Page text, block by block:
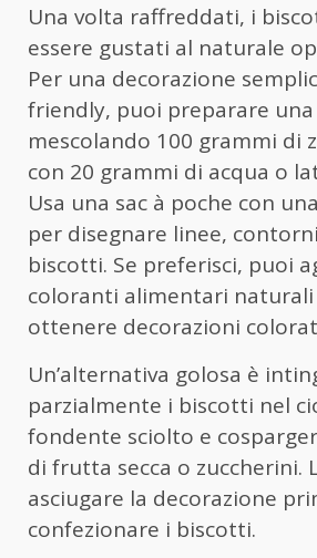
Una volta raffreddati, i
essere gustati al naturale
Per una decorazione
friendly, puoi preparare una
mescolando 100 grammi di
con 20 grammi di acqua o
Usa una sac à poche con
per disegnare linee,
biscotti. Se preferisci, puoi
coloranti alimentari naturali
ottenere decorazioni
Un’alternativa golosa è
parzialmente i biscotti nel
fondente sciolto e
di frutta secca o zuccherini.
asciugare la decorazione
confezionare i biscotti.